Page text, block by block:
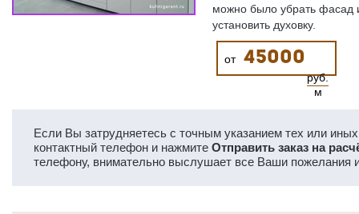
можно было убрать фасад
установить духовку.
от 45000
руб.
м
Если Вы затрудняетесь с точным указанием тех или
контактный телефон и нажмите Отправить заказ на
телефону, внимательно выслушает все Ваши пожелания